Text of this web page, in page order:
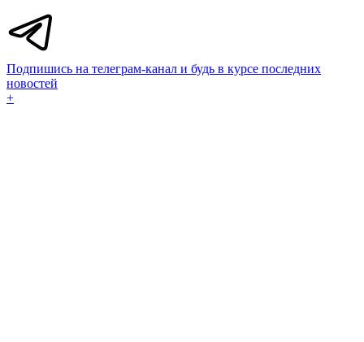
Подпишись на телеграм-канал и будь в курсе последних
новостей
+